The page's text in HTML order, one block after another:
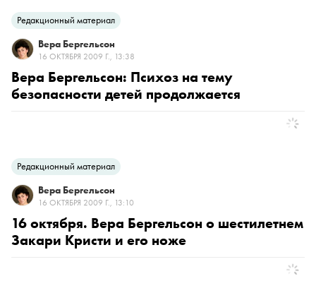
Редакционный материал
Вера Бергельсон
16 ОКТЯБРЯ 2009 Г., 13:38
Вера Бергельсон: Психоз на тему
безопасности детей продолжается
Редакционный материал
Вера Бергельсон
16 ОКТЯБРЯ 2009 Г., 13:10
16 октября. Вера Бергельсон о шестилетнем
Закари Кристи и его ноже